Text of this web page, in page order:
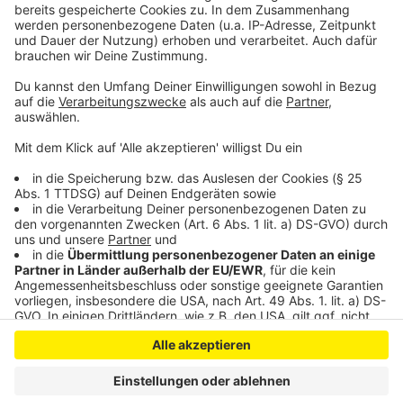
Anzeige
Eine richtig coole Aktion findet heute auf dem Dach
der Bundeskunsthalle in Bonn statt. Da sind die Open-
Air Filmnächte. Ab 20.30 Uhr könnt ihr den Film "Tel
Anzeige
Anzeige